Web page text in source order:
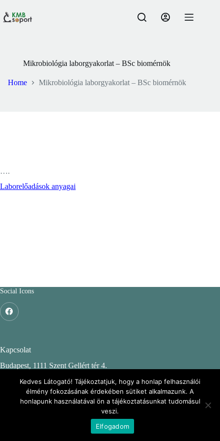
content
Mikrobiológia laborgyakorlat – BSc biomérnök
Home Mikrobiológia laborgyakorlat – BSc biomérnök
….
Laborelőadások anyagai
Social Icons
Kapcsolat
Budapest, 1111 Szent Gellért tér 4.
Budapesti Műszaki és Gazdaságtudományi Egyetem
CH. épület, 2. emelet 244.
KÖRINFO: Környezeti Információs portál
Copyright © 2026 - BME KMB Csoport
Kedves Látogató! Tájékoztatjuk, hogy a honlap felhasználói
élmény fokozásának érdekében sütiket alkalmazunk. A
honlapunk használatával ön a tájékoztatásunkat tudomásul
veszi.
Elfogadom